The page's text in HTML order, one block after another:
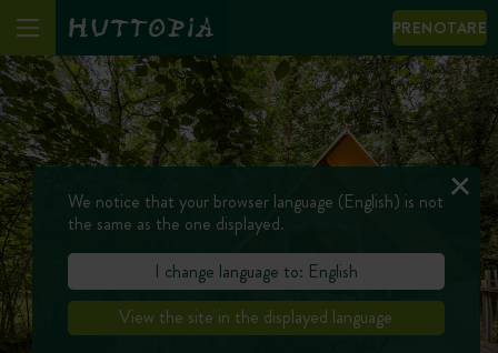
PRENOTARE
We notice that your browser language (English) is not
the same as the one displayed.
I change language to: English
View the site in the displayed language